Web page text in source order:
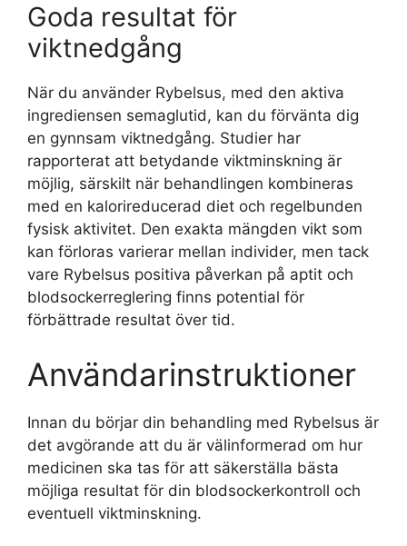
Goda resultat för
viktnedgång
När du använder Rybelsus, med den aktiva
ingrediensen semaglutid, kan du förvänta dig
en gynnsam viktnedgång. Studier har
rapporterat att betydande viktminskning är
möjlig, särskilt när behandlingen kombineras
med en kalorireducerad diet och regelbunden
fysisk aktivitet. Den exakta mängden vikt som
kan förloras varierar mellan individer, men tack
vare Rybelsus positiva påverkan på aptit och
blodsockerreglering finns potential för
förbättrade resultat över tid.
Användarinstruktioner
Innan du börjar din behandling med Rybelsus är
det avgörande att du är välinformerad om hur
medicinen ska tas för att säkerställa bästa
möjliga resultat för din blodsockerkontroll och
eventuell viktminskning.